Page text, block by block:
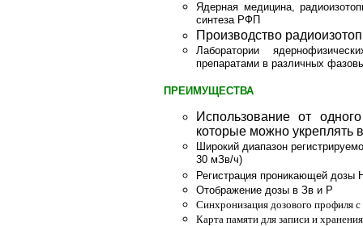
Ядерная медицина,
синтеза РФП
Производство
Лаборатории
препаратами в различных
ПРЕИМУЩЕСТВА
Использование от
которые можно укреплять
Широкий диапазон
30 мЗв/ч)
Регистрация проникающей дозы
Отображение дозы в Зв и Р
Синхронизация дозового профиля
Карта памяти для записи и